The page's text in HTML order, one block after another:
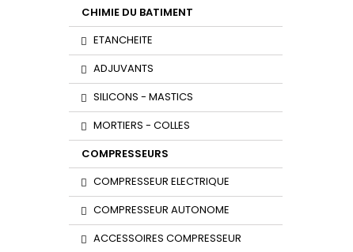
CHIMIE DU BATIMENT
ETANCHEITE
ADJUVANTS
SILICONS - MASTICS
MORTIERS - COLLES
COMPRESSEURS
COMPRESSEUR ELECTRIQUE
COMPRESSEUR AUTONOME
ACCESSOIRES COMPRESSEUR